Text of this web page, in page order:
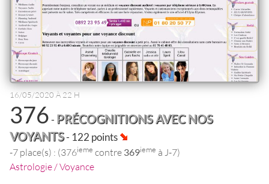
16/05/2020 À 22 H
376- PRÉCOGNITIONS AVEC NOS
VOYANTS- 122 points
-7 place(s) : (376ieme contre 369ieme à J-7)
Astrologie / Voyance